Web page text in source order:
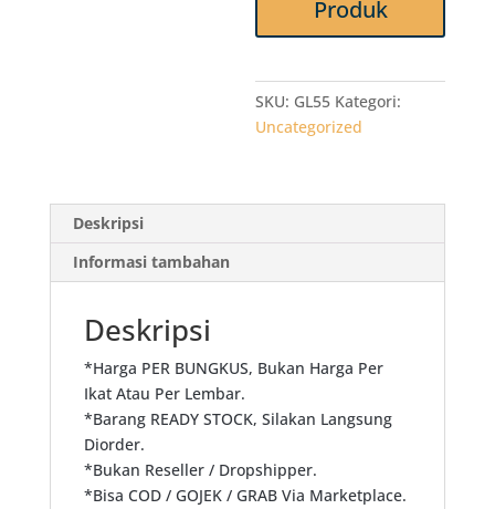
40x65x02
isi
Produk
SKU: GL55 Kategori:
Uncategorized
Deskripsi
Informasi tambahan
Deskripsi
*Harga PER BUNGKUS, Bukan Harga Per
Ikat Atau Per Lembar.
*Barang READY STOCK, Silakan Langsung
Diorder.
*Bukan Reseller / Dropshipper.
*Bisa COD / GOJEK / GRAB Via Marketplace.